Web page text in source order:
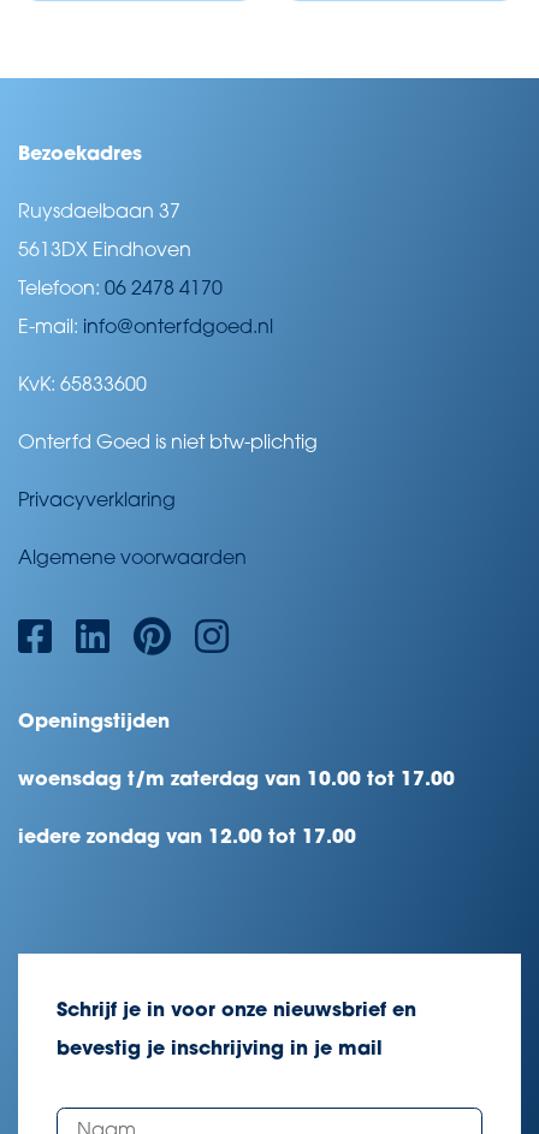
Bezoekadres
Ruysdaelbaan 37
5613DX Eindhoven
Telefoon: 06 2478 4170
E-mail: info@onterfdgoed.nl
KvK: 65833600
Onterfd Goed is niet btw-plichtig
Privacyverklaring
Algemene voorwaarden
Openingstijden
woensdag t/m zaterdag van 10.00 tot 17.00
iedere zondag van 12.00 tot 17.00
Schrijf je in voor onze nieuwsbrief en
bevestig je inschrijving in je mail